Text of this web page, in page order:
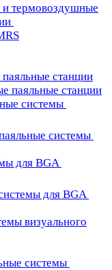
термовоздушные
станции
паяльные станции
системы
системы
для BGA
для BGA
визуального
системы